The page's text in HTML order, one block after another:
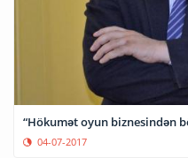
“Hökumət oyun biznesindən
04-07-2017